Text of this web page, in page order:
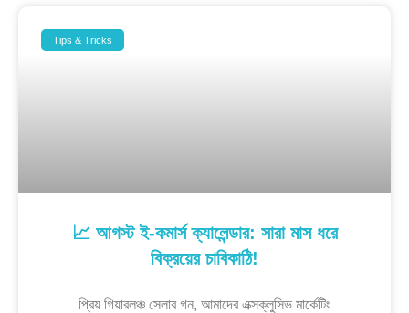
Tips & Tricks
📈 আগস্ট ই-কমার্স ক্যালেন্ডার: সারা মাস ধরে
বিক্রয়ের চাবিকাঠি!
প্রিয় গিয়ারলঞ্চ সেলার গন, আমাদের এক্সক্লুসিভ মার্কেটিং